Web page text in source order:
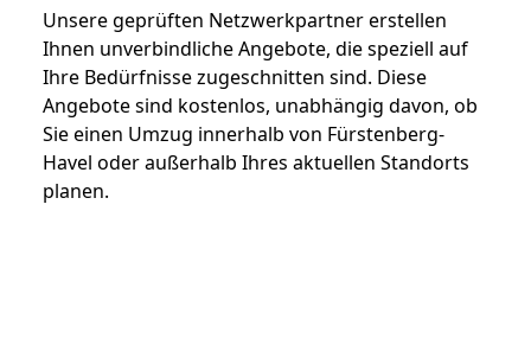
Unsere geprüften Netzwerkpartner erstellen
Ihnen unverbindliche Angebote, die speziell auf
Ihre Bedürfnisse zugeschnitten sind. Diese
Angebote sind kostenlos, unabhängig davon, ob
Sie einen Umzug innerhalb von Fürstenberg-
Havel oder außerhalb Ihres aktuellen Standorts
planen.